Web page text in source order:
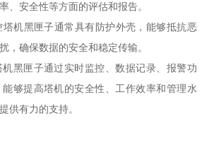
、安全性等方面的评估和报告。
机黑匣子通常具有防护外壳，能够抵抗恶
，确保数据的安全和稳定传输。
黑匣子通过实时监控、数据记录、报警功
够提高塔机的安全性、工作效率和管理水
供有力的支持。